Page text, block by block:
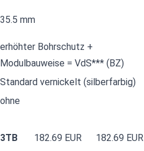
35.5 mm
erhöhter Bohrschutz +
Modulbauweise = VdS*** (BZ)
Standard vernickelt (silberfarbig)
ohne
182.69 EUR 182.69 EUR